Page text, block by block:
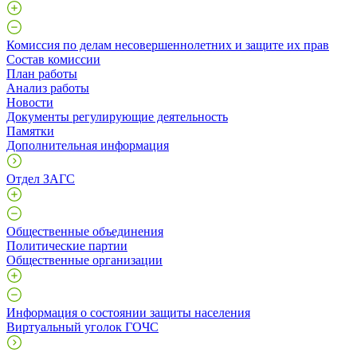
Комиссия по делам несовершеннолетних и защите их прав
Состав комиссии
План работы
Анализ работы
Новости
Документы регулирующие деятельность
Памятки
Дополнительная информация
Отдел ЗАГС
Общественные объединения
Политические партии
Общественные организации
Информация о состоянии защиты населения
Виртуальный уголок ГОЧС